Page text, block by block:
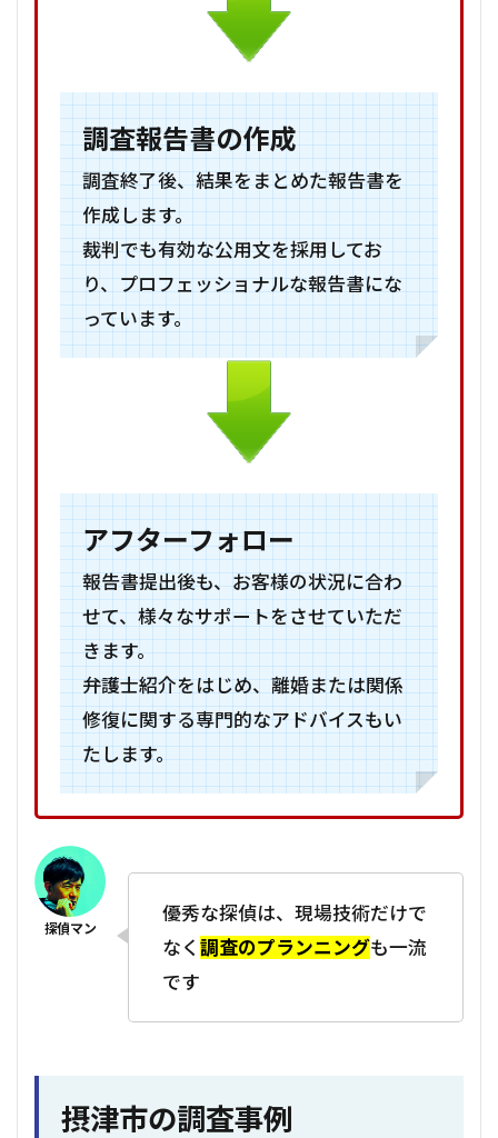
調査報告書の作成
調査終了後、結果をまとめた報告書を
作成します。
裁判でも有効な公用文を採用してお
り、プロフェッショナルな報告書にな
っています。
アフターフォロー
報告書提出後も、お客様の状況に合わ
せて、様々なサポートをさせていただ
きます。
弁護士紹介をはじめ、離婚または関係
修復に関する専門的なアドバイスもい
たします。
優秀な探偵は、現場技術だけで
なく 調査のプランニングも一流
です
摂津市の調査事例